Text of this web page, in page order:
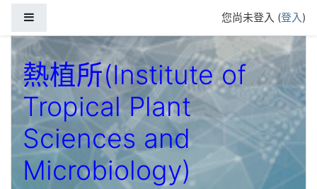
您尚未登入 (登入)
熱植所(Institute of
Tropical Plant
Sciences and
Microbiology)